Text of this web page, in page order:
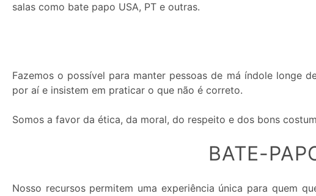
salas como bate papo USA, PT e outras.
Fazemos o possível para manter pessoas de má índole longe
por aí e insistem em praticar o que não é correto.
Somos a favor da ética, da moral, do respeito e dos bons
BATE-
Nosso recursos permitem uma experiência única para quem